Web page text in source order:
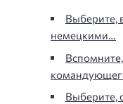
Выберите,
немецкими…
Выберите,